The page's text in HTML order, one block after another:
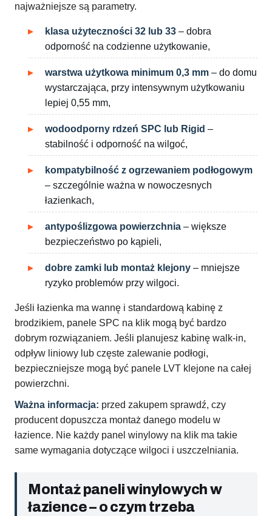
najważniejsze są parametry.
klasa użyteczności 32 lub 33 – dobra
odporność na codzienne użytkowanie,
warstwa użytkowa minimum 0,3 mm – do domu
wystarczająca, przy intensywnym użytkowaniu
lepiej 0,55 mm,
wodoodporny rdzeń SPC lub Rigid –
stabilność i odporność na wilgoć,
kompatybilność z ogrzewaniem podłogowym
– szczególnie ważna w nowoczesnych
łazienkach,
antypoślizgowa powierzchnia – większe
bezpieczeństwo po kąpieli,
dobre zamki lub montaż klejony – mniejsze
ryzyko problemów przy wilgoci.
Jeśli łazienka ma wannę i standardową kabinę z
brodzikiem, panele SPC na klik mogą być bardzo
dobrym rozwiązaniem. Jeśli planujesz kabinę walk-in,
odpływ liniowy lub częste zalewanie podłogi,
bezpieczniejsze mogą być panele LVT klejone na całej
powierzchni.
Ważna informacja: przed zakupem sprawdź, czy
producent dopuszcza montaż danego modelu w
łazience. Nie każdy panel winylowy na klik ma takie
same wymagania dotyczące wilgoci i uszczelniania.
Montaż paneli winylowych w
łazience – o czym trzeba